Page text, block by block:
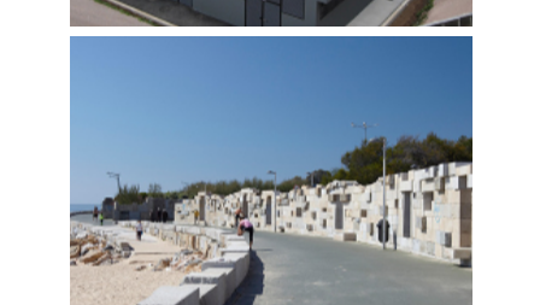
Marítimas e Fluviais
Edificação - Construção e Reabilitação